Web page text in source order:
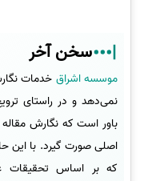
سخن آخر
موسسه اشراق خدمات
نمی‌دهد و در راستای
باور است که نگارش
اصلی صورت گیرد. با این
که بر اساس تحقیقات